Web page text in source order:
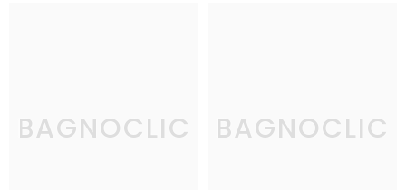
BAGNOCLIC BAGNOCLIC